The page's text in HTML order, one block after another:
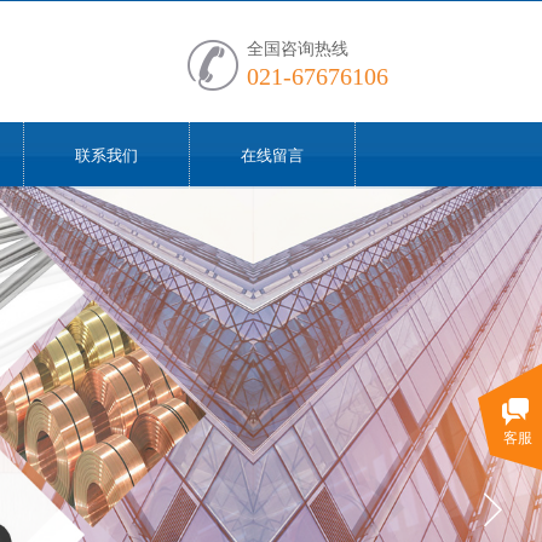
全国咨询热线
021-67676106
联系我们 在线留言
客服